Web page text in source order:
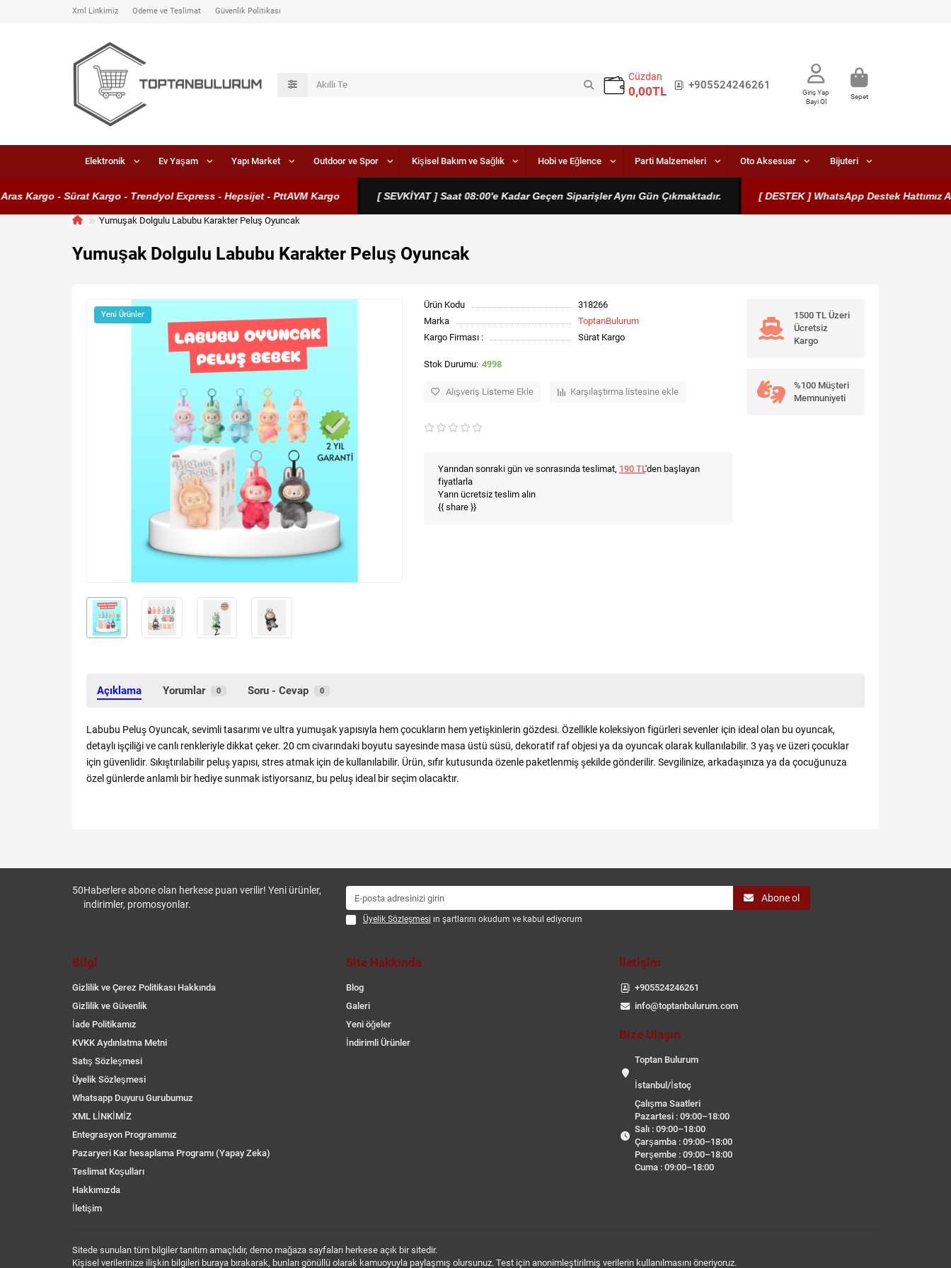
Xml Linkimiz Ödeme ve Teslimat Güvenlik Politikası
Cüzdan
0,00TL +905524246261
Giriş Yap
Bayi Ol
Sepet
Elektronik Ev Yaşam Yapı Market Outdoor ve Spor Kişisel Bakım ve Sağlık Hobi ve Eğlence Parti Malzemeleri Oto Aksesuar Bijuteri
Kargo - Sürat Kargo - Trendyol Express - Hepsijet - PttAVM Kargo [ SEVKİYAT ] Saat 08:00'e Kadar Geçen Siparişler Aynı Gün Çıkmaktadır. [ DESTEK ] WhatsApp Destek Hattımız
Yumuşak Dolgulu Labubu Karakter Peluş Oyuncak
Yumuşak Dolgulu Labubu Karakter Peluş Oyuncak
Yeni Ürünler
Ürün Kodu
318266
Marka
ToptanBulurum
Kargo Firması :
Sürat Kargo
4998
Alışveriş Listeme Ekle Karşılaştırma listesine ekle
Yarından sonraki gün ve sonrasında teslimat, 190 TL'den başlayan
fiyatlarla
Yarın ücretsiz teslim alın
{{ share }}
1500 TL Üzeri
Ücretsiz
Kargo
%100 Müşteri
Memnuniyeti
Açıklama Yorumlar 0 Soru - Cevap 0
Labubu Peluş Oyuncak, sevimli tasarımı ve ultra yumuşak yapısıyla hem çocukların hem yetişkinlerin gözdesi. Özellikle koleksiyon figürleri sevenler için ideal olan bu oyuncak,
detaylı işçiliği ve canlı renkleriyle dikkat çeker. 20 cm civarındaki boyutu sayesinde masa üstü süsü, dekoratif raf objesi ya da oyuncak olarak kullanılabilir. 3 yaş ve üzeri çocuklar
için güvenlidir. Sıkıştırılabilir peluş yapısı, stres atmak için de kullanılabilir. Ürün, sıfır kutusunda özenle paketlenmiş şekilde gönderilir. Sevgilinize, arkadaşınıza ya da çocuğunuza
özel günlerde anlamlı bir hediye sunmak istiyorsanız, bu peluş ideal bir seçim olacaktır.
50Haberlere abone olan herkese puan verilir! Yeni ürünler,
indirimler, promosyonlar.
Abone ol
Üyelik Sözleşmesi ın şartlarını okudum ve kabul ediyorum
Bilgi
Gizlilik ve Çerez Politikası Hakkında
Gizlilik ve Güvenlik
İade Politikamız
KVKK Aydınlatma Metni
Satış Sözleşmesi
Üyelik Sözleşmesi
Whatsapp Duyuru Gurubumuz
XML LİNKİMİZ
Entegrasyon Programımız
Pazaryeri Kar hesaplama Programı (Yapay Zeka)
Teslimat Koşulları
Hakkımızda
İletişim
Site Hakkında
Blog
Galeri
Yeni öğeler
İndirimli Ürünler
İletişim
+905524246261
info@toptanbulurum.com
Bize Ulaşın
Toptan Bulurum
İstanbul/İstoç
Çalışma Saatleri
Pazartesi : 09:00–18:00
Salı : 09:00–18:00
Çarşamba : 09:00–18:00
Perşembe : 09:00–18:00
Cuma : 09:00–18:00
Sitede sunulan tüm bilgiler tanıtım amaçlıdır, demo mağaza sayfaları herkese açık bir sitedir.
Kişisel verilerinize ilişkin bilgileri buraya bırakarak, bunları gönüllü olarak kamuoyuyla paylaşmış olursunuz. Test için anonimleştirilmiş verilerin kullanılmasını öneriyoruz.